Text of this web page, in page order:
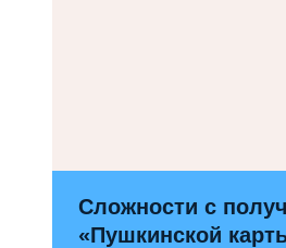
Сложности с
«Пушкинской